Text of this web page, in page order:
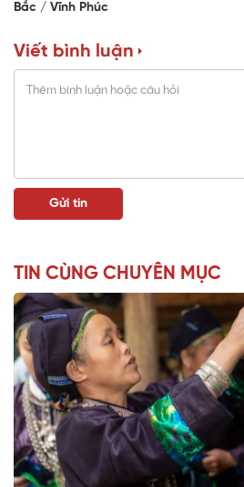
Bắc
Vĩnh Phúc
Viết bình luận
TIN CÙNG CHUYÊN MỤC